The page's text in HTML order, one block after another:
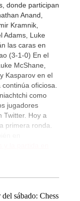
donde participan
Anand,
Kramnik,
Adams, Luke
las caras en
(3-1-0) En el
McShane,
Kasparov en el
oficiosa.
como
jugadores
Twitter. Hoy a
primera ronda.
sábado: Chess